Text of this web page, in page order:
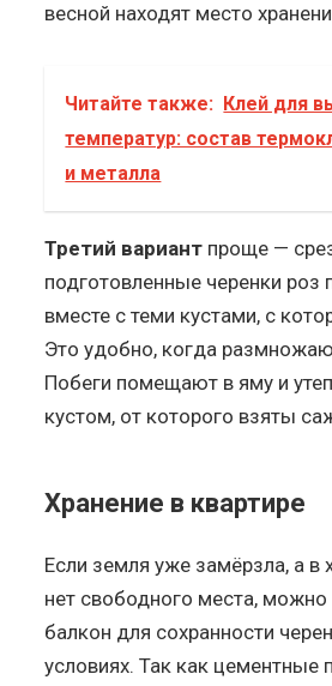
весной находят место
Читайте также: Клей для
температур: состав
и металла
Третий вариант проще —
подготовленные черенки роз
вместе с теми кустами, с
Это удобно, когда
Побеги помещают в яму и
кустом, от которого взяты
Хранение в квартире
Если земля уже замёрзла, а в
нет свободного места, можно
балкон для сохранности
условиях. Так как